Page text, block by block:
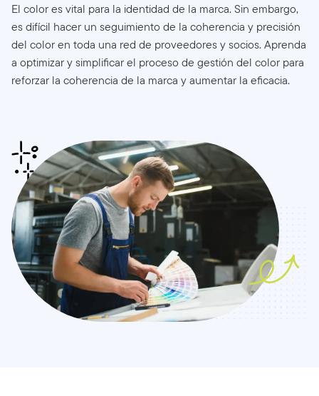
El color es vital para la identidad de la marca. Sin embargo,
es difícil hacer un seguimiento de la coherencia y precisión
del color en toda una red de proveedores y socios. Aprenda
a optimizar y simplificar el proceso de gestión del color para
reforzar la coherencia de la marca y aumentar la eficacia.